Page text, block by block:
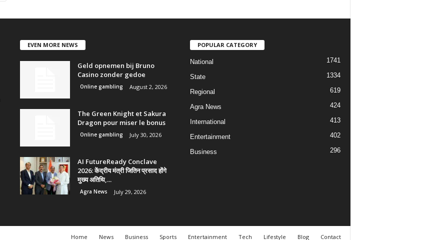
EVEN MORE NEWS
Geld opnemen bij Bruno
Casino zonder gedoe
Online gambling August 2, 2026
The Green Knight et Sakura
Dragon pour miser le bonus
Online gambling July 30, 2026
AI FutureReady Conclave
2026: केंद्रीय मंत्री जितिन प्रसाद होंगे
मुख्य अतिथि,...
Agra News July 29, 2026
POPULAR CATEGORY
National 1741
State 1334
Regional 619
Agra News 424
International 413
Entertainment 402
Business 296
Home News Business Sports Entertainment Tech Lifestyle Blog Contact